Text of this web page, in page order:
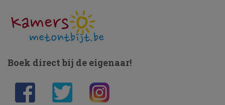
Boek direct bij de eigenaar!